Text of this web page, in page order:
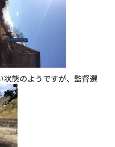
態のようですが、監督選